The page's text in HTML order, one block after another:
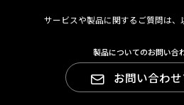
■関連記事
金運を呼ぶともいう縁起物。金
玄関の置物に、金沢箔工芸品の
運気アップを願って、縁起の良い
サービスや製品に関するご質問は
製品についてのお問い合
お問い合わ